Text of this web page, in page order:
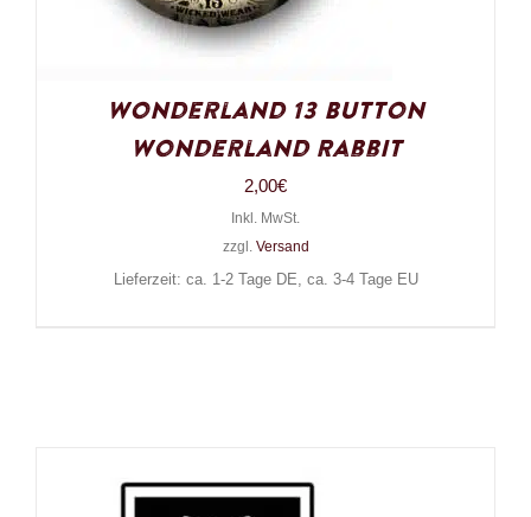
Wonderland 13 Button
Wonderland Rabbit
2,00€
Inkl. MwSt.
zzgl. Versand
Lieferzeit: ca. 1-2 Tage DE, ca. 3-4 Tage EU